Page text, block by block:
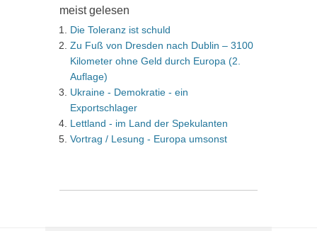
meist gelesen
Die Toleranz ist schuld
Zu Fuß von Dresden nach Dublin – 3100
Kilometer ohne Geld durch Europa (2.
Auflage)
Ukraine - Demokratie - ein
Exportschlager
Lettland - im Land der Spekulanten
Vortrag / Lesung - Europa umsonst